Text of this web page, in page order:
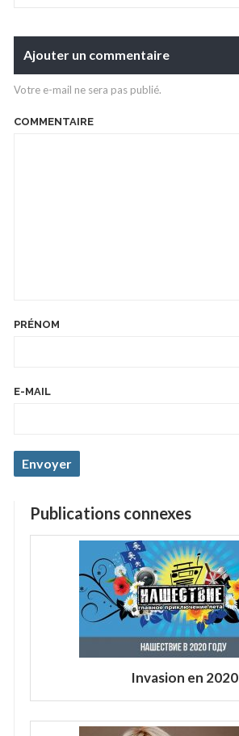
Ajouter un commentaire
Votre e-mail ne sera pas publié.
COMMENTAIRE
PRÉNOM
E-MAIL
Publications connexes
Invasion en 2020